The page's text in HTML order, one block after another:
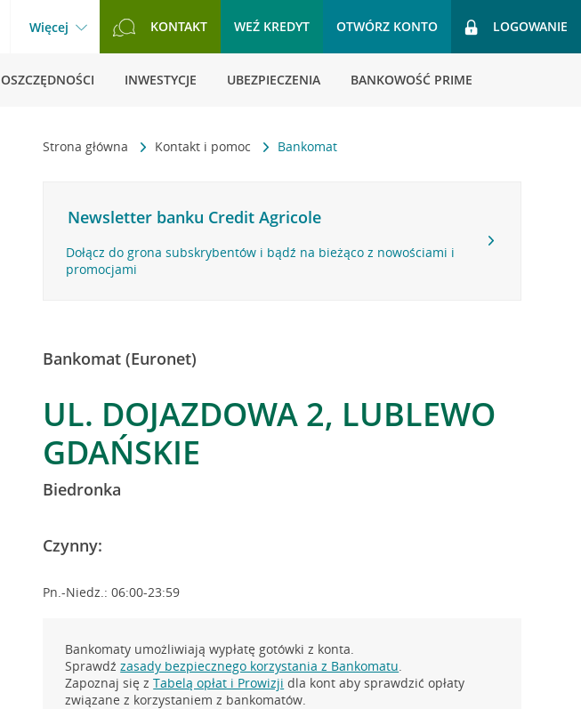
Więcej KONTAKT WEŹ KREDYT OTWÓRZ KONTO LOGOWANIE
OSZCZĘDNOŚCI INWESTYCJE UBEZPIECZENIA BANKOWOŚĆ PRIME
Strona główna Kontakt i pomoc Bankomat
Newsletter banku Credit Agricole
Dołącz do grona subskrybentów i bądź na bieżąco z nowościami i
promocjami
Bankomat (Euronet)
UL. DOJAZDOWA 2, LUBLEWO
GDAŃSKIE
Biedronka
Czynny:
Pn.-Niedz.: 06:00-23:59
Bankomaty umożliwiają wypłatę gotówki z konta.
Sprawdźzasady bezpiecznego korzystania z Bankomatu.
Zapoznaj się zTabelą opłat i Prowizji dla kont aby sprawdzić opłaty
związane z korzystaniem z bankomatów.